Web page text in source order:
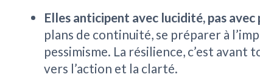
Elles anticipent avec lucidité, pas avec
plans de continuité, se préparer à
pessimisme. La résilience, c’est
vers l’action et la clarté.